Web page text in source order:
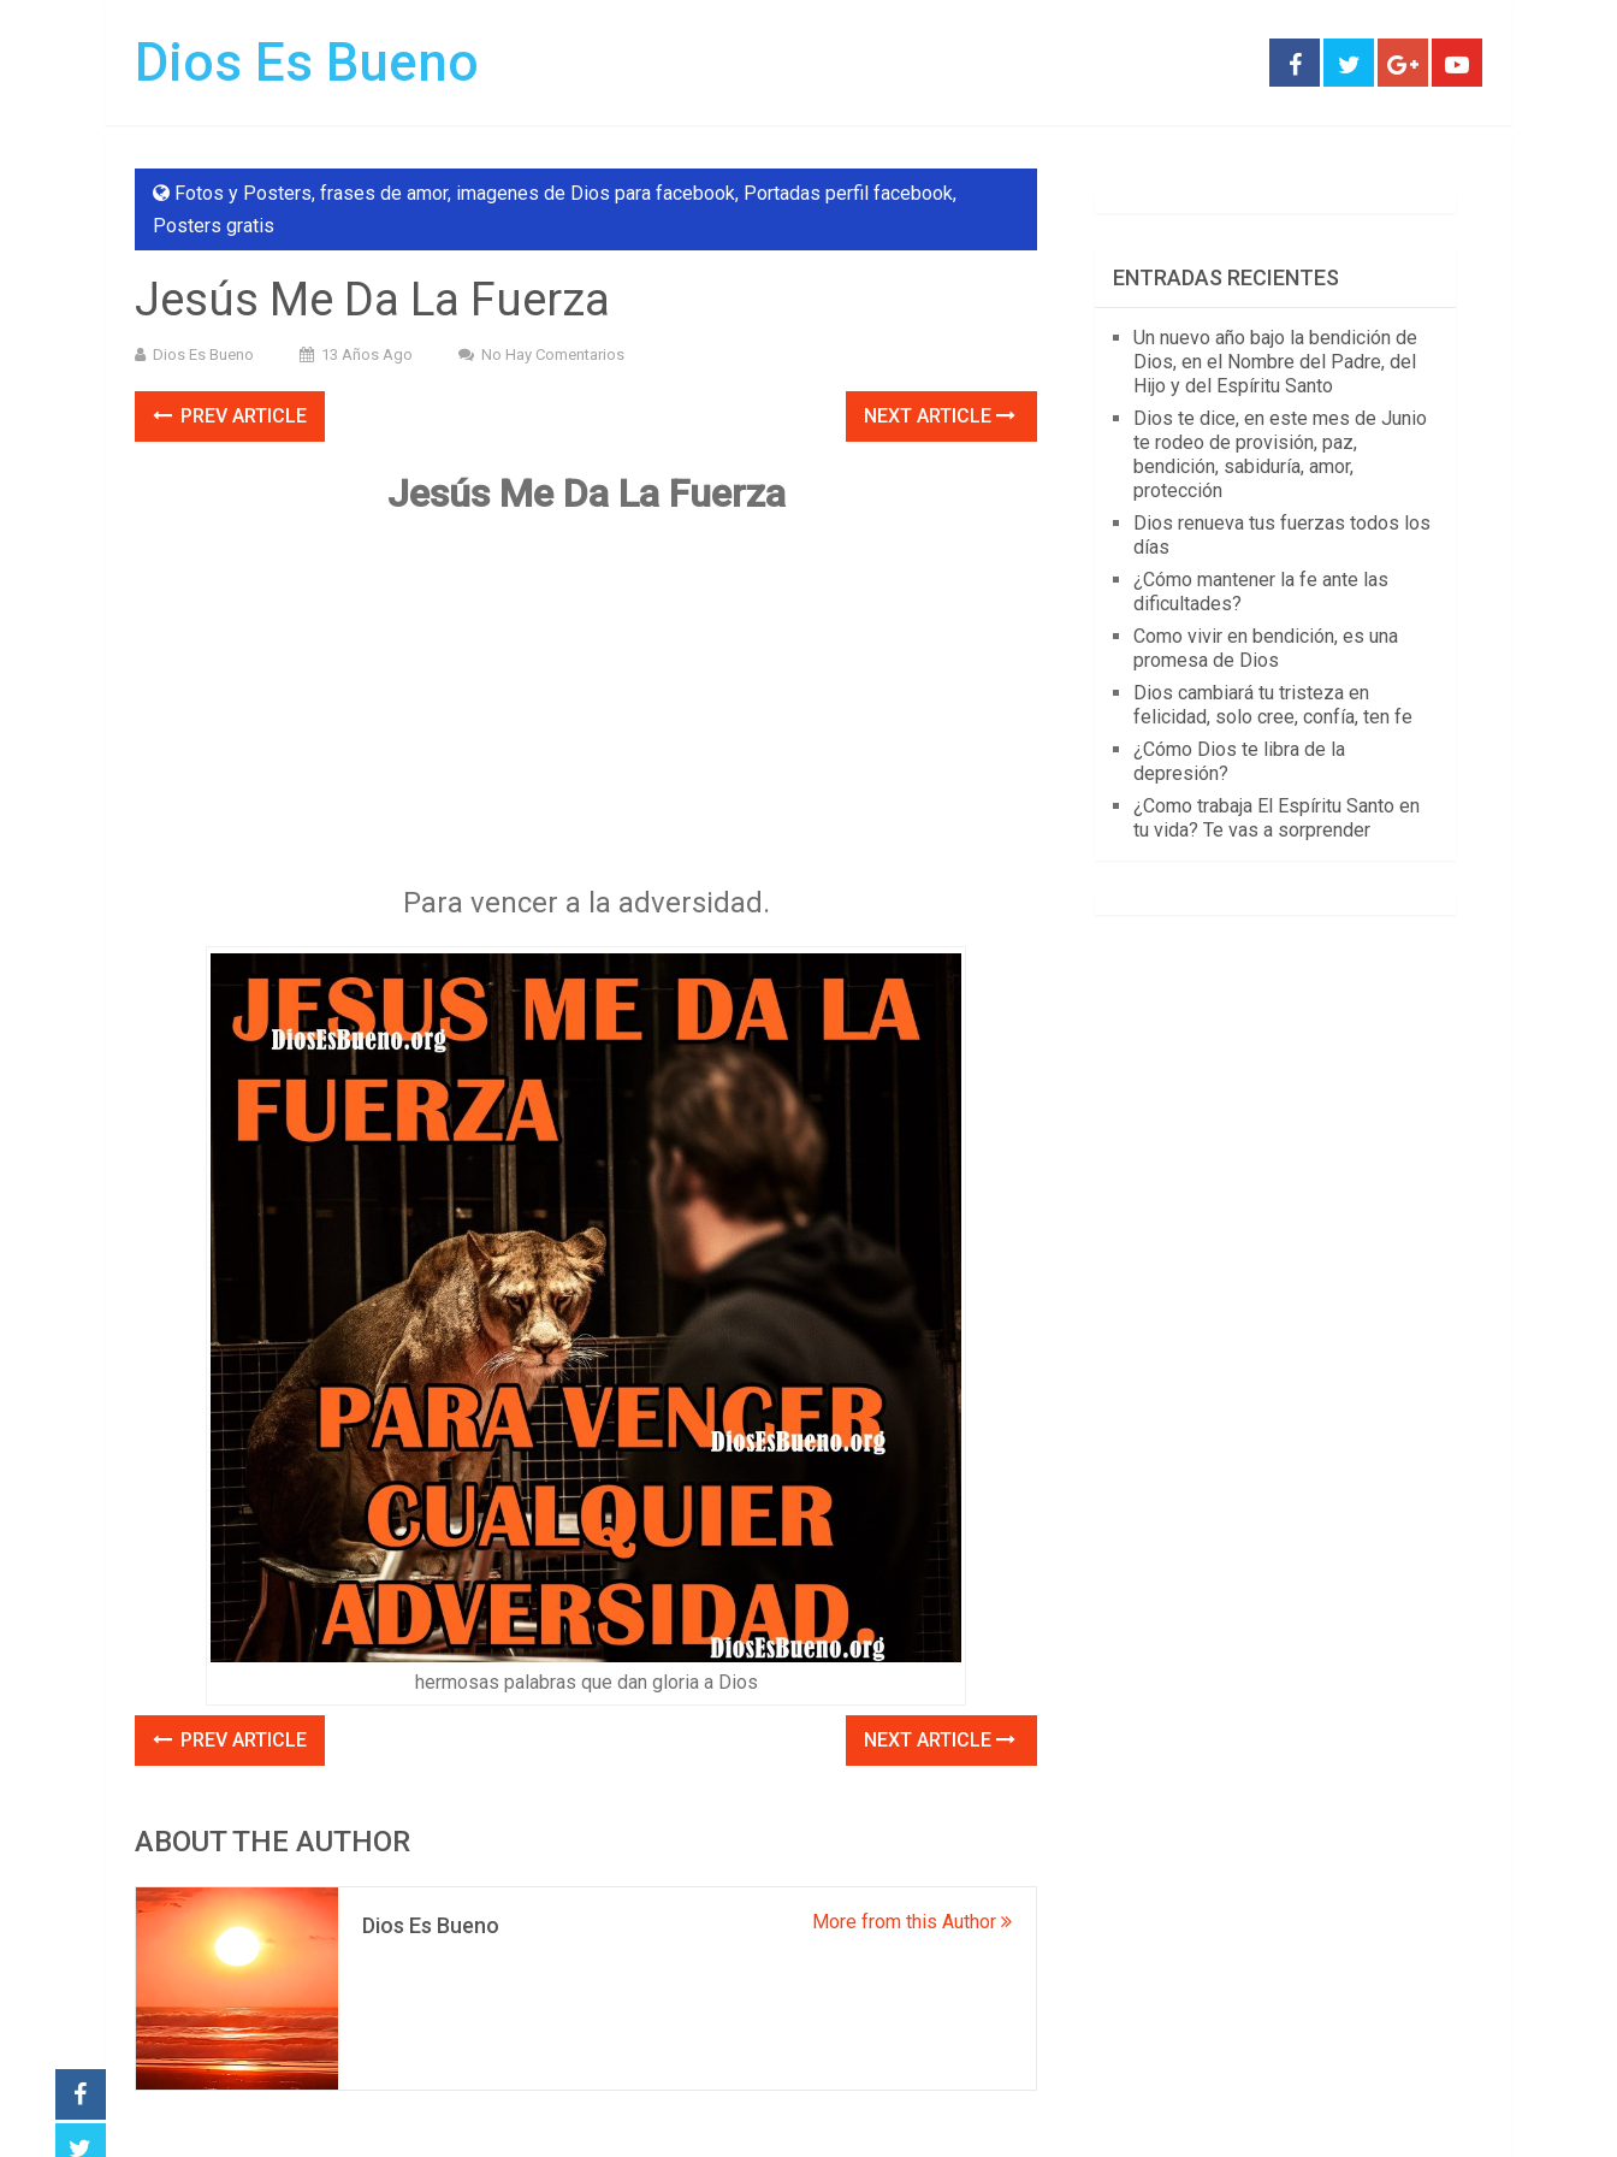
Dios Es Bueno
Fotos y Posters, frases de amor, imagenes de Dios para facebook, Portadas perfil facebook,
Posters gratis
Jesús Me Da La Fuerza
Dios Es Bueno 13 Años Ago No Hay Comentarios
PREV ARTICLE NEXT ARTICLE
Jesús Me Da La Fuerza
Para vencer a la adversidad.
hermosas palabras que dan gloria a Dios
PREV ARTICLE NEXT ARTICLE
ABOUT THE AUTHOR
Dios Es Bueno More from this Author
ENTRADAS RECIENTES
Un nuevo año bajo la bendición de
Dios, en el Nombre del Padre, del
Hijo y del Espíritu Santo
Dios te dice, en este mes de Junio
te rodeo de provisión, paz,
bendición, sabiduría, amor,
protección
Dios renueva tus fuerzas todos los
días
¿Cómo mantener la fe ante las
dificultades?
Como vivir en bendición, es una
promesa de Dios
Dios cambiará tu tristeza en
felicidad, solo cree, confía, ten fe
¿Cómo Dios te libra de la
depresión?
¿Como trabaja El Espíritu Santo en
tu vida? Te vas a sorprender